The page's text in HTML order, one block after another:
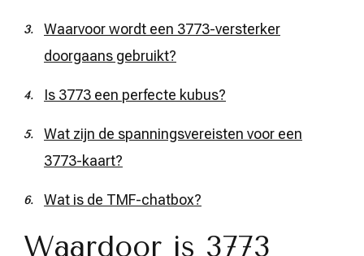
Waarvoor wordt een 3773-versterker
doorgaans gebruikt?
Is 3773 een perfecte kubus?
Wat zijn de spanningsvereisten voor een
3773-kaart?
Wat is de TMF-chatbox?
Waardoor is 3773